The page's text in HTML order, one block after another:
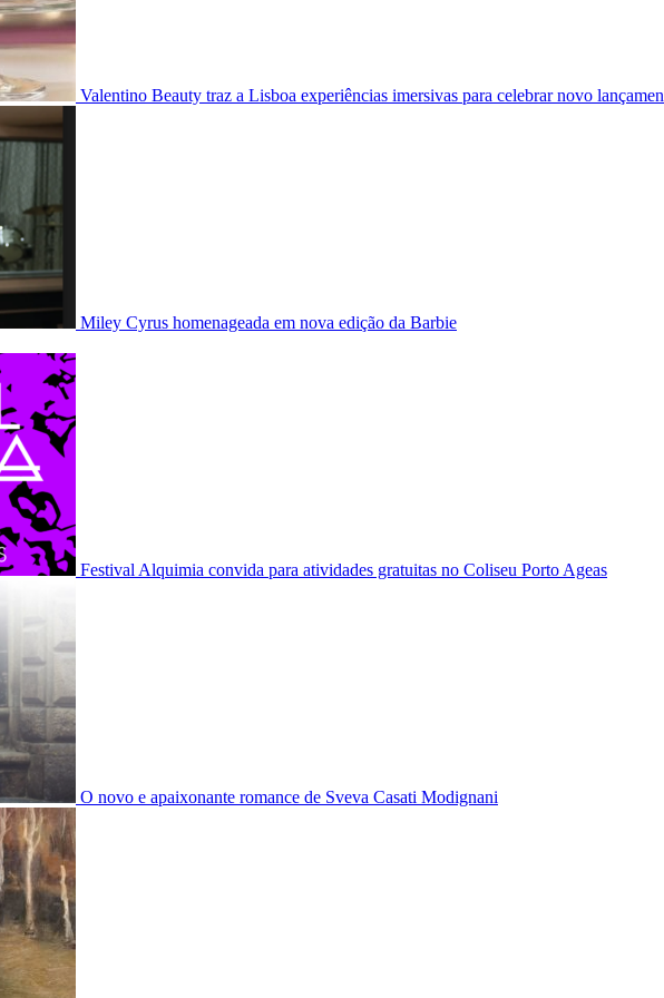
Valentino Beauty traz a Lisboa experiências imersivas para celebrar novo
Miley Cyrus homenageada em nova edição da Barbie
Festival Alquimia convida para atividades gratuitas no Coliseu Porto Ageas
O novo e apaixonante romance de Sveva Casati Modignani